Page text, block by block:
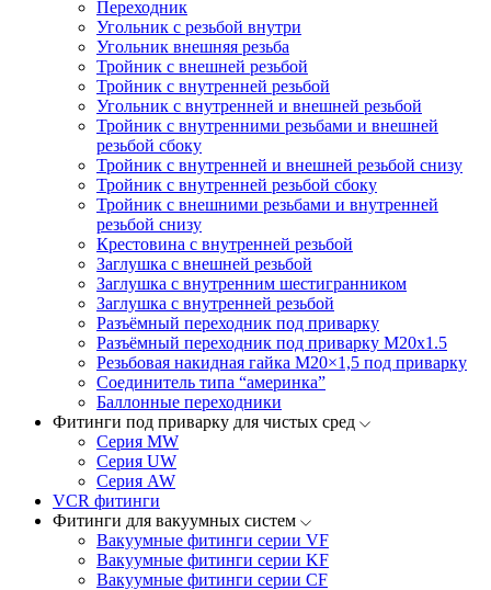
Переходник
Угольник с резьбой внутри
Угольник внешняя резьба
Тройник с внешней резьбой
Тройник с внутренней резьбой
Угольник с внутренней и внешней резьбой
Тройник с внутренними резьбами и внешней
резьбой сбоку
Тройник с внутренней и внешней резьбой снизу
Тройник с внутренней резьбой сбоку
Тройник с внешними резьбами и внутренней
резьбой снизу
Крестовина с внутренней резьбой
Заглушка с внешней резьбой
Заглушка с внутренним шестигранником
Заглушка с внутренней резьбой
Разъёмный переходник под приварку
Разъёмный переходник под приварку М20х1.5
Резьбовая накидная гайка M20×1,5 под приварку
Соединитель типа “америнка”
Баллонные переходники
Фитинги под приварку для чистых сред
Серия MW
Серия UW
Серия AW
VCR фитинги
Фитинги для вакуумных систем
Вакуумные фитинги серии VF
Вакуумные фитинги серии KF
Вакуумные фитинги серии CF